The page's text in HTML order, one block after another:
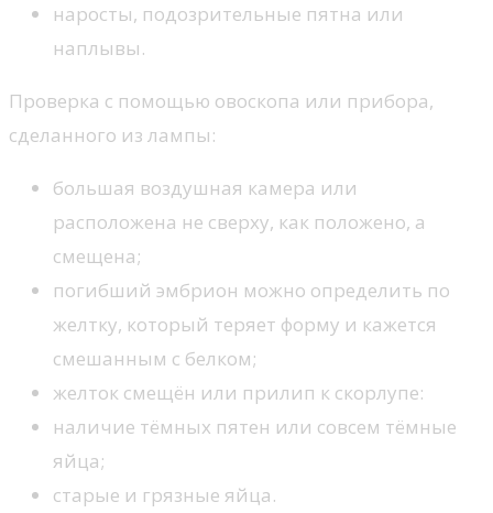
наросты, подозрительные пятна или
наплывы.
Проверка с помощью овоскопа или прибора,
сделанного из лампы:
большая воздушная камера или
расположена не сверху, как положено, а
смещена;
погибший эмбрион можно определить по
желтку, который теряет форму и кажется
смешанным с белком;
желток смещён или прилип к скорлупе:
наличие тёмных пятен или совсем тёмные
яйца;
старые и грязные яйца.